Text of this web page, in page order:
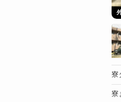
寮
寮